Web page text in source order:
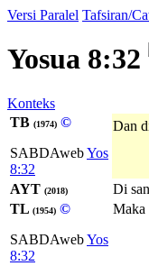
Versi Paralel Tafsiran/
Yosua 8:32
Konteks
TB (1974) ©
SABDAwebYos
8:32
Dan
AYT (2018)
Di
TL (1954) ©
SABDAwebYos
8:32
Maka